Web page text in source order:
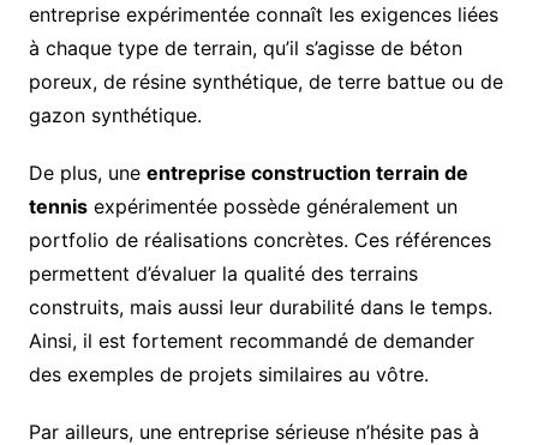
entreprise expérimentée connaît les exigences liées
à chaque type de terrain, qu’il s’agisse de béton
poreux, de résine synthétique, de terre battue ou de
gazon synthétique.
De plus, une entreprise construction terrain de
tennisexpérimentée possède généralement un
portfolio de réalisations concrètes. Ces références
permettent d’évaluer la qualité des terrains
construits, mais aussi leur durabilité dans le temps.
Ainsi, il est fortement recommandé de demander
des exemples de projets similaires au vôtre.
Par ailleurs, une entreprise sérieuse n’hésite pas à